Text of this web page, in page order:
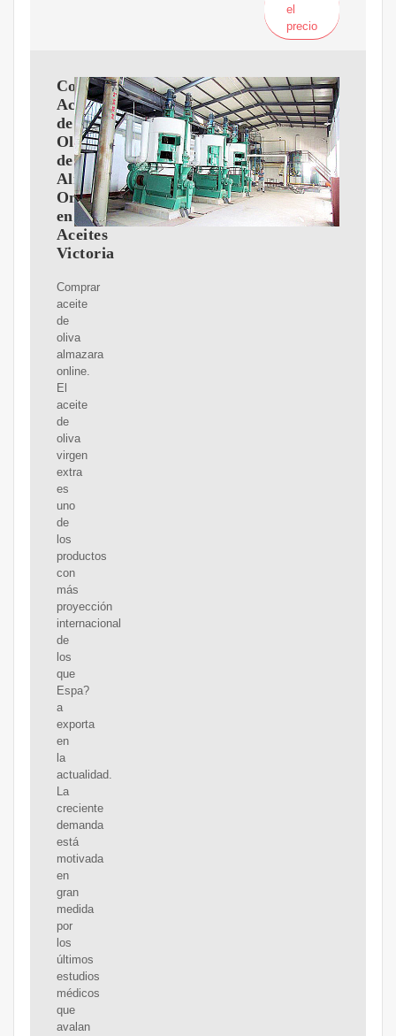
el
precio
Comprar
Aceite
de
Oliva
de
Almazara
Online
en
Aceites
Victoria
Comprar
aceite
de
oliva
almazara
online.
El
aceite
de
oliva
virgen
extra
es
uno
de
los
productos
con
más
proyección
internacional
de
los
que
Espa?
a
exporta
en
la
actualidad.
La
creciente
demanda
está
motivada
en
gran
medida
por
los
últimos
estudios
médicos
que
avalan